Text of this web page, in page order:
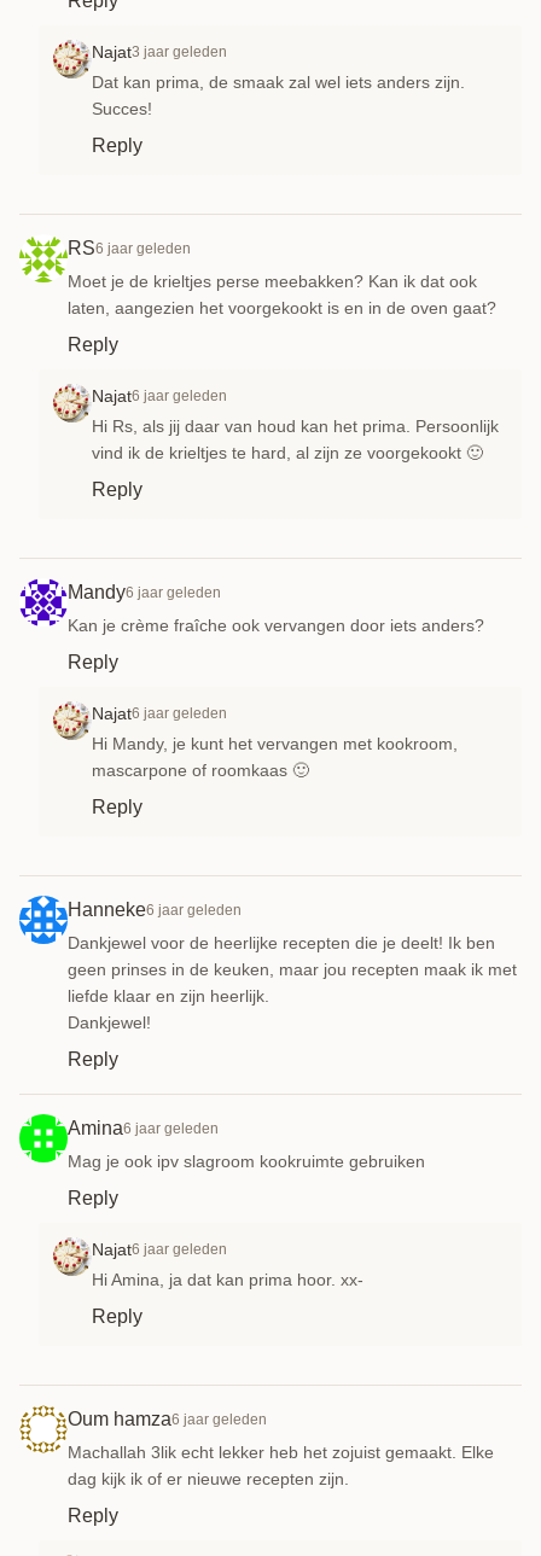
Najat3 jaar geleden
Dat kan prima, de smaak zal wel iets anders zijn.
Succes!
Reply
RS6 jaar geleden
Moet je de krieltjes perse meebakken? Kan ik dat ook
laten, aangezien het voorgekookt is en in de oven gaat?
Reply
Najat6 jaar geleden
Hi Rs, als jij daar van houd kan het prima. Persoonlijk
vind ik de krieltjes te hard, al zijn ze voorgekookt 🙂
Reply
Mandy6 jaar geleden
Kan je crème fraîche ook vervangen door iets anders?
Reply
Najat6 jaar geleden
Hi Mandy, je kunt het vervangen met kookroom,
mascarpone of roomkaas 🙂
Reply
Hanneke6 jaar geleden
Dankjewel voor de heerlijke recepten die je deelt! Ik ben
geen prinses in de keuken, maar jou recepten maak ik met
liefde klaar en zijn heerlijk.
Dankjewel!
Reply
Amina6 jaar geleden
Mag je ook ipv slagroom kookruimte gebruiken
Reply
Najat6 jaar geleden
Hi Amina, ja dat kan prima hoor. xx-
Reply
Oum hamza6 jaar geleden
Machallah 3lik echt lekker heb het zojuist gemaakt. Elke
dag kijk ik of er nieuwe recepten zijn.
Reply